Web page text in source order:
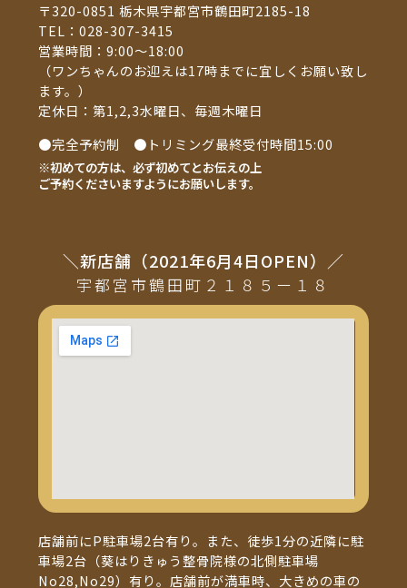
〒320-0851 栃木県宇都宮市鶴田町2185-18
TEL：028-307-3415
営業時間：9:00～18:00
（ワンちゃんのお迎えは17時までに宜しくお願い致し
ます。）
定休日：第1,2,3水曜日、毎週木曜日
●完全予約制 ●トリミング最終受付時間15:00
※初めての方は、必ず初めてとお伝えの上
ご予約くださいますようにお願いします。
＼新店舗（2021年6月4日OPEN）／
宇都宮市鶴田町２１８５ー１８
店舗前にP駐車場2台有り。また、徒歩1分の近隣に駐
車場2台（葵はりきゅう整骨院様の北側駐車場
No28,No29）有り。店舗前が満車時、大きめの車の